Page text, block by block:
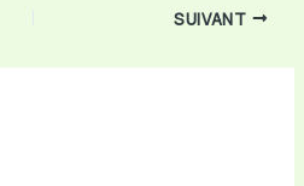
SUIVANT